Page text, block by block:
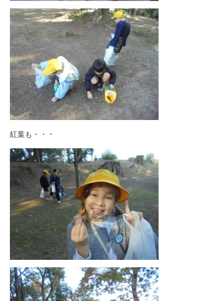
紅葉も・・・